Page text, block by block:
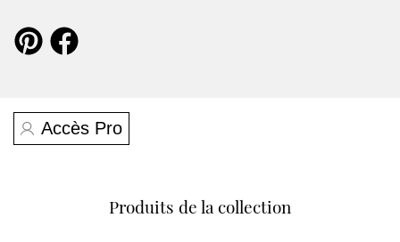
Accès Pro
Produits de la collection